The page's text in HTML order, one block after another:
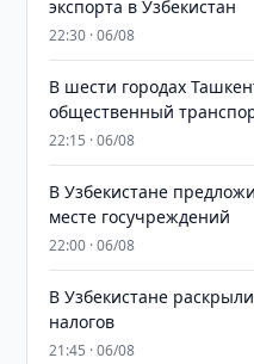
экспорта в Узбекистан
22:30 · 06/08
В шести городах
общественный
22:15 · 06/08
В Узбекистане
месте госучреждений
22:00 · 06/08
В Узбекистане
налогов
21:45 · 06/08